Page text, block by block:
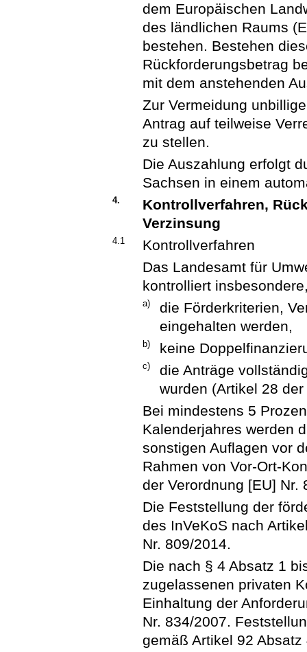
dem Europäischen
des ländlichen Raums
bestehen. Bestehen
Rückforderungsbetrag
mit dem anstehenden
Zur Vermeidung
Antrag auf teilweise
zu stellen.
Die Auszahlung erfolgt
Sachsen in einem
4.
Kontrollverfahren,
Verzinsung
4.1
Kontrollverfahren
Das Landesamt für
kontrolliert
a)
die Förderkriterien,
eingehalten werden,
b) keine
c)
die Anträge
wurden (Artikel 28
Bei mindestens 5
Kalenderjahres werden
sonstigen Auflagen vor
Rahmen von Vor-Ort-
der Verordnung [EU] Nr.
Die Feststellung der
des InVeKoS nach
Nr. 809/2014.
Die nach § 4 Absatz 1
zugelassenen privaten
Einhaltung der
Nr. 834/2007.
gemäß Artikel 92